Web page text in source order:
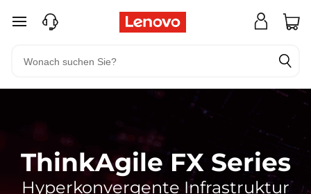
zum Hauptinhalt springen
ThinkAgile FX Series
Hyperkonvergente Infrastruktur